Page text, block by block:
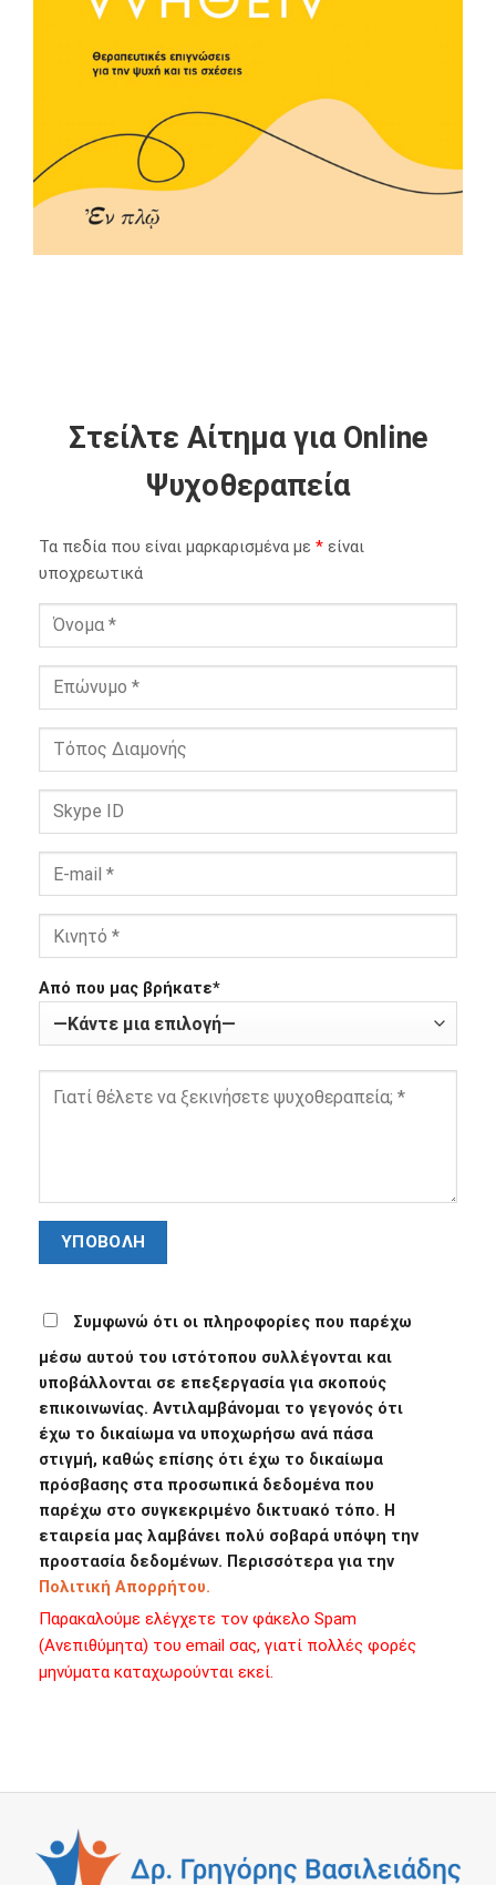
Στείλτε Αίτημα για Online
Ψυχοθεραπεία
Τα πεδία που είναι μαρκαρισμένα με * είναι
υποχρεωτικά
Από που μας βρήκατε*
Συμφωνώ ότι οι πληροφορίες που παρέχω
μέσω αυτού του ιστότοπου συλλέγονται και
υποβάλλονται σε επεξεργασία για σκοπούς
επικοινωνίας. Αντιλαμβάνομαι το γεγονός ότι
έχω το δικαίωμα να υποχωρήσω ανά πάσα
στιγμή, καθώς επίσης ότι έχω το δικαίωμα
πρόσβασης στα προσωπικά δεδομένα που
παρέχω στο συγκεκριμένο δικτυακό τόπο. Η
εταιρεία μας λαμβάνει πολύ σοβαρά υπόψη την
προστασία δεδομένων. Περισσότερα για την
Πολιτική Απορρήτου.
Παρακαλούμε ελέγχετε τον φάκελο Spam
(Ανεπιθύμητα) του email σας, γιατί πολλές φορές
μηνύματα καταχωρούνται εκεί.